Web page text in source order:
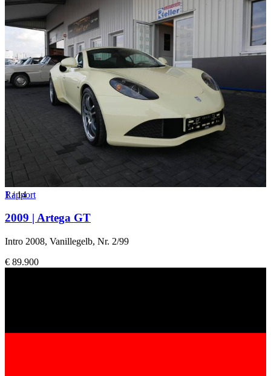
1/14
Rapport
2009 | Artega GT
Intro 2008, Vanillegelb, Nr. 2/99
€ 89.900